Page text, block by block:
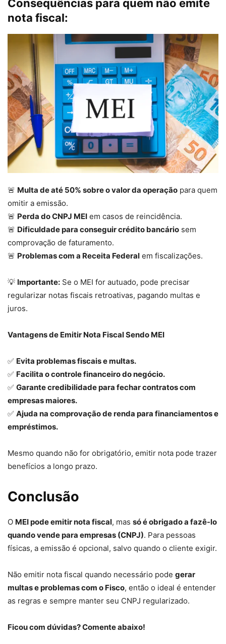
Consequências para quem não emite
nota fiscal:
🚨 Multa de até 50% sobre o valor da operação para quem
omitir a emissão.
🚨 Perda do CNPJ MEI em casos de reincidência.
🚨 Dificuldade para conseguir crédito bancário sem
comprovação de faturamento.
🚨 Problemas com a Receita Federal em fiscalizações.
💡 Importante: Se o MEI for autuado, pode precisar
regularizar notas fiscais retroativas, pagando multas e
juros.
Vantagens de Emitir Nota Fiscal Sendo MEI
✅ Evita problemas fiscais e multas.
✅ Facilita o controle financeiro do negócio.
✅ Garante credibilidade para fechar contratos com
empresas maiores.
✅ Ajuda na comprovação de renda para financiamentos e
empréstimos.
Mesmo quando não for obrigatório, emitir nota pode trazer
benefícios a longo prazo.
Conclusão
O MEI pode emitir nota fiscal, mas só é obrigado a fazê-lo
quando vende para empresas (CNPJ). Para pessoas
físicas, a emissão é opcional, salvo quando o cliente exigir.
Não emitir nota fiscal quando necessário pode gerar
multas e problemas com o Fisco, então o ideal é entender
as regras e sempre manter seu CNPJ regularizado.
Ficou com dúvidas? Comente abaixo!